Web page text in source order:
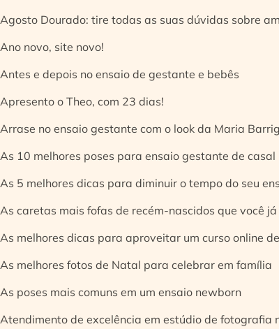
Agosto Dourado: tire todas as suas dúvidas sobre
Ano novo, site novo!
Antes e depois no ensaio de gestante e bebês
Apresento o Theo, com 23 dias!
Arrase no ensaio gestante com o look da Maria
As 10 melhores poses para ensaio gestante de casal
As 5 melhores dicas para diminuir o tempo do seu
As caretas mais fofas de recém-nascidos que você já
As melhores dicas para aproveitar um curso online
As melhores fotos de Natal para celebrar em família
As poses mais comuns em um ensaio newborn
Atendimento de excelência em estúdio de fotografia